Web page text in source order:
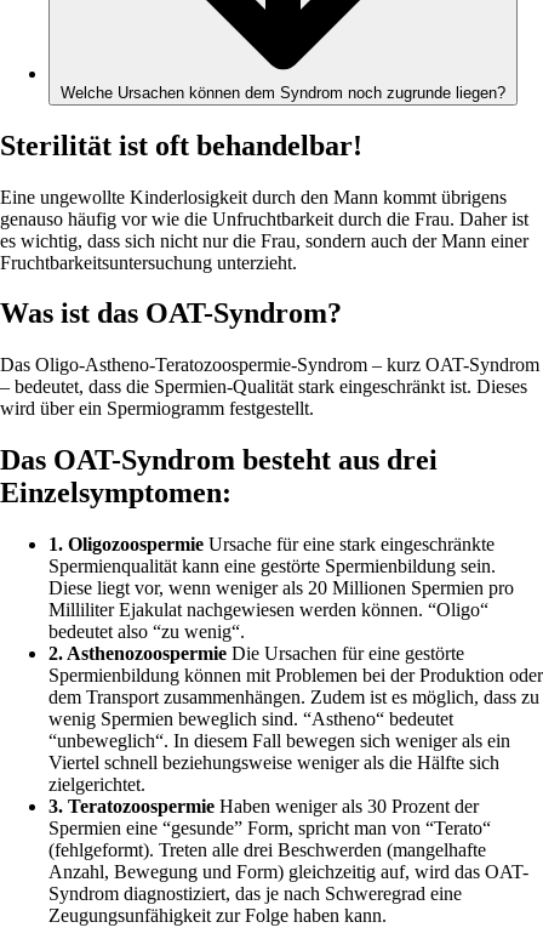
Welche Ursachen können dem Syndrom noch zugrunde liegen?
Sterilität ist oft behandelbar!
Eine ungewollte Kinderlosigkeit durch den Mann kommt übrigens
genauso häufig vor wie die Unfruchtbarkeit durch die Frau. Daher ist
es wichtig, dass sich nicht nur die Frau, sondern auch der Mann einer
Fruchtbarkeitsuntersuchung unterzieht.
Was ist das OAT-Syndrom?
Das Oligo-Astheno-Teratozoospermie-Syndrom – kurz OAT-Syndrom
– bedeutet, dass die Spermien-Qualität stark eingeschränkt ist. Dieses
wird über ein Spermiogramm festgestellt.
Das OAT-Syndrom besteht aus drei
Einzelsymptomen:
1. Oligozoospermie Ursache für eine stark eingeschränkte
Spermienqualität kann eine gestörte Spermienbildung sein.
Diese liegt vor, wenn weniger als 20 Millionen Spermien pro
Milliliter Ejakulat nachgewiesen werden können. “Oligo“
bedeutet also “zu wenig“.
2. Asthenozoospermie Die Ursachen für eine gestörte
Spermienbildung können mit Problemen bei der Produktion oder
dem Transport zusammenhängen. Zudem ist es möglich, dass zu
wenig Spermien beweglich sind. “Astheno“ bedeutet
“unbeweglich“. In diesem Fall bewegen sich weniger als ein
Viertel schnell beziehungsweise weniger als die Hälfte sich
zielgerichtet.
3. Teratozoospermie Haben weniger als 30 Prozent der
Spermien eine “gesunde” Form, spricht man von “Terato“
(fehlgeformt). Treten alle drei Beschwerden (mangelhafte
Anzahl, Bewegung und Form) gleichzeitig auf, wird das OAT-
Syndrom diagnostiziert, das je nach Schweregrad eine
Zeugungsunfähigkeit zur Folge haben kann.